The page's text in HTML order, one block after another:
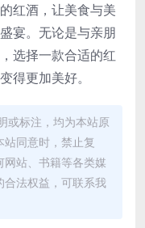
红酒，让美食与美
宴。无论是与亲朋
选择一款合适的红
得更加美好。
或标注，均为本站原
同意时，禁止复
站、书籍等各类媒
合法权益，可联系我